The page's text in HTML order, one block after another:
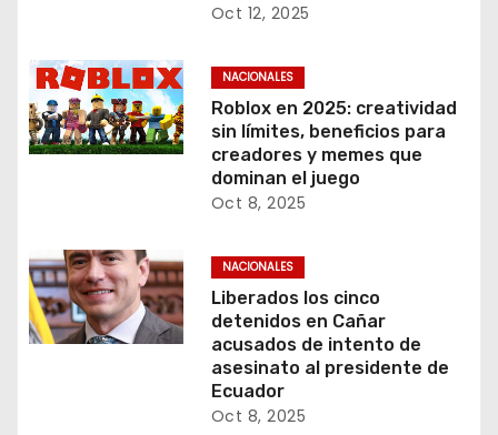
Oct 12, 2025
NACIONALES
Roblox en 2025: creatividad
sin límites, beneficios para
creadores y memes que
dominan el juego
Oct 8, 2025
NACIONALES
Liberados los cinco
detenidos en Cañar
acusados de intento de
asesinato al presidente de
Ecuador
Oct 8, 2025